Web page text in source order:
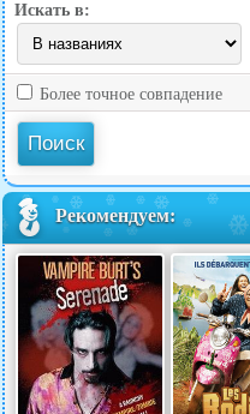
Искать в:
Более точное совпадение
Рекомендуем: